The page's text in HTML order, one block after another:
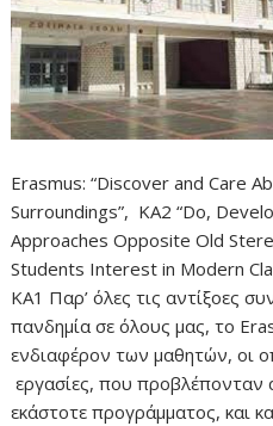
Erasmus: “Discover and Care
Surroundings”, KA2 “Do,
Approaches Opposite Old
Students Interest in Modern
ΚΑ1 Παρ’ όλες τις αντίξοες
πανδημία σε όλους μας, το
ενδιαφέρον των μαθητών, οι
εργασίες, που προβλέπονταν
εκάστοτε προγράμματος, και